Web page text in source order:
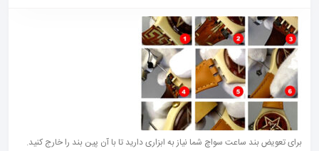
برای تعویض بند ساعت سواچ شما نیاز به ابزاری دارید تا با آن پین بند را خارج کنید.